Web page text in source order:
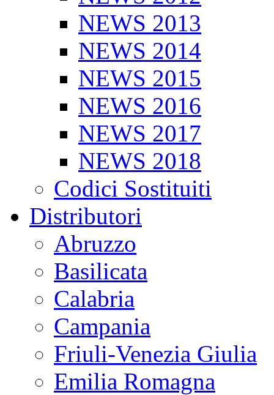
NEWS 2013
NEWS 2014
NEWS 2015
NEWS 2016
NEWS 2017
NEWS 2018
Codici Sostituiti
Distributori
Abruzzo
Basilicata
Calabria
Campania
Friuli-Venezia Giulia
Emilia Romagna